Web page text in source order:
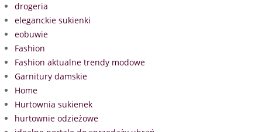
drogeria
eleganckie sukienki
eobuwie
Fashion
Fashion aktualne trendy modowe
Garnitury damskie
Home
Hurtownia sukienek
hurtownie odzieżowe